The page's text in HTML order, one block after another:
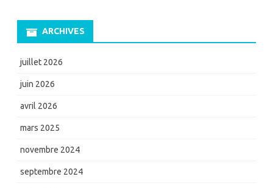
ARCHIVES
juillet 2026
juin 2026
avril 2026
mars 2025
novembre 2024
septembre 2024